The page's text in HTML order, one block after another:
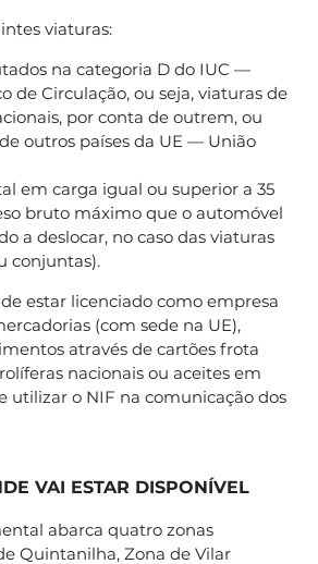
viaturas:
na categoria D do IUC —
de Circulação, ou seja, viaturas de
por conta de outrem, ou
outros países da UE — União
em carga igual ou superior a 35
bruto máximo que o automóvel
a deslocar, no caso das viaturas
conjuntas).
estar licenciado como empresa
(com sede na UE),
através de cartões frota
nacionais ou aceites em
utilizar o NIF na comunicação dos
VAI ESTAR DISPONÍVEL
abarca quatro zonas
Quintanilha, Zona de Vilar